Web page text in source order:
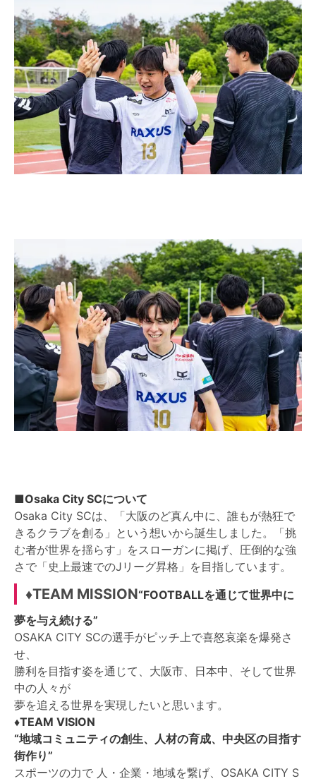
■Osaka City SCについて
Osaka City SCは、「大阪のど真ん中に、誰もが熱狂で
きるクラブを創る」という想いから誕生しました。「挑
む者が世界を揺らす」をスローガンに掲げ、圧倒的な強
さで「史上最速でのJリーグ昇格」を目指しています。
♦TEAM MISSION“FOOTBALLを通じて世界中に
夢を与え続ける”
OSAKA CITY SCの選手がピッチ上で喜怒哀楽を爆発さ
せ、
勝利を目指す姿を通じて、大阪市、日本中、そして世界
中の人々が
夢を追える世界を実現したいと思います。
♦TEAM VISION
“地域コミュニティの創生、人材の育成、中央区の目指す
街作り”
スポーツの力で 人・企業・地域を繋げ、OSAKA CITY S